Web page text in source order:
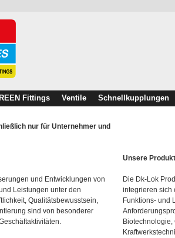
Fittings Ventile Schnellkupplungen
nur für Unternehmer und
und Entwicklungen von
Leistungen unter den
Qualitätsbewusstsein,
sind von besonderer
Unsere
Die Dk-Lok
integrieren sich
Funktions- und